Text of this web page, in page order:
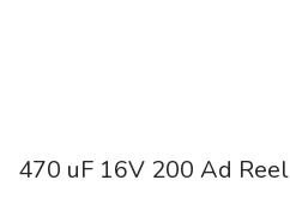
470 uF 16V 200 Ad Reel